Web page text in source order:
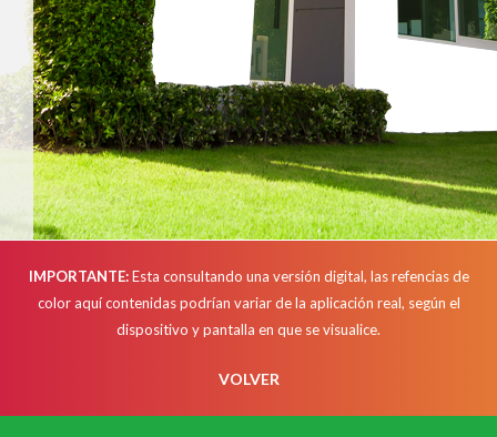
IMPORTANTE:Esta consultando una versión digital, las refencias de
color aquí contenidas podrían variar de la aplicación real, según el
dispositivo y pantalla en que se visualice.
VOLVER